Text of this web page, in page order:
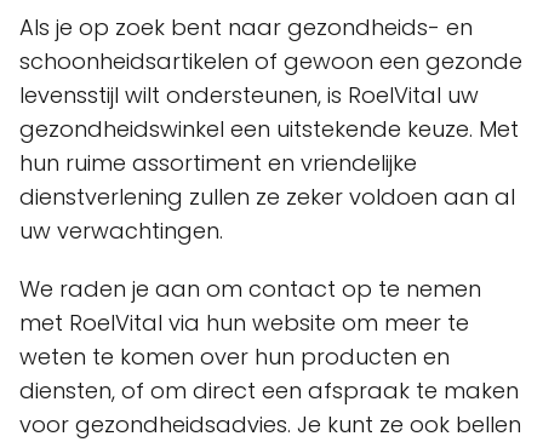
Als je op zoek bent naar gezondheids- en
schoonheidsartikelen of gewoon een gezonde
levensstijl wilt ondersteunen, is RoelVital uw
gezondheidswinkel een uitstekende keuze. Met
hun ruime assortiment en vriendelijke
dienstverlening zullen ze zeker voldoen aan al
uw verwachtingen.
We raden je aan om contact op te nemen
met RoelVital via hun website om meer te
weten te komen over hun producten en
diensten, of om direct een afspraak te maken
voor gezondheidsadvies. Je kunt ze ook bellen